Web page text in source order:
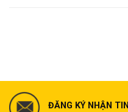
ĐĂNG KÝ NHẬN TIN